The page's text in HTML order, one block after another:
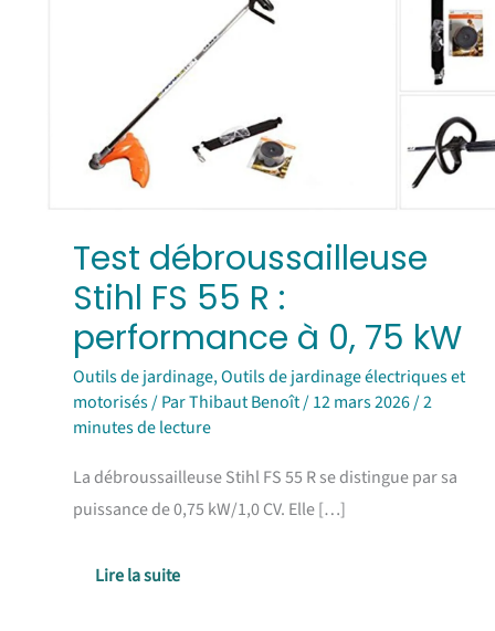
Test débroussailleuse
Stihl FS 55 R :
performance à 0, 75 kW
Outils de jardinage,Outils de jardinage électriques et
motorisés/ ParThibaut Benoît/12 mars 2026/2
minutes de lecture
La débroussailleuse Stihl FS 55 R se distingue par sa
puissance de 0,75 kW/1,0 CV. Elle […]
performance
75
kW
Lire la suite